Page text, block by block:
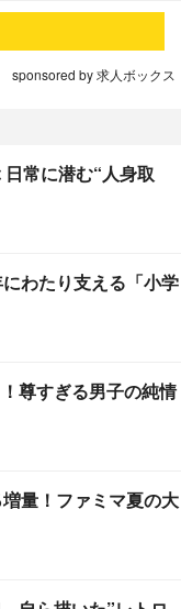
sponsored by 求人ボックス
常に潜む“人身取
わたり支える「小学
尊すぎる男子の純情
量！ファミマ夏の大